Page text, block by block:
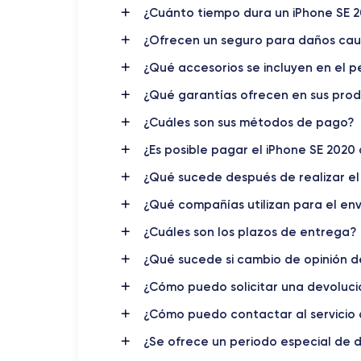
Cómo es el iPhone SE 2020
tamaño es bastante similar al del iPhone 8, al
fáciles de usar con una sola mano.
Acabado del iPhone SE 2020
iPhone SE 2020 está disponible en tres
acabados blanco y (PRODUCT)RED son
La parte trasera del iPhone SE 2020 es de
calidad y da una impresión de resistencia y
Conectividad del iPhone SE 2020
iPhone SE 2020cuenta con las opciones de
Wi-Fi 802.11ax (Wi-Fi 6), Bluetooth 5.0, NFC y
¿Cuánto tiempo dura un iPhone SE
¿Ofrecen un seguro para daños
¿Qué accesorios se incluyen en el
¿Qué garantías ofrecen en sus
¿Cuáles son sus métodos de pago?
¿Es posible pagar el iPhone SE 2020
¿Qué sucede después de realizar
¿Qué compañías utilizan para el
¿Cuáles son los plazos de entrega?
¿Qué sucede si cambio de
¿Cómo puedo solicitar una
¿Cómo puedo contactar al servicio
¿Se ofrece un periodo especial de